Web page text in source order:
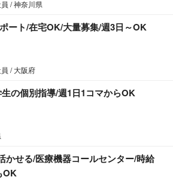
/ 神奈川県
ート/在宅OK/大量募集/週3日～OK
/ 大阪府
の個別指導/週1日1コマからOK
かせる/医療機器コールセンター/時給
OK